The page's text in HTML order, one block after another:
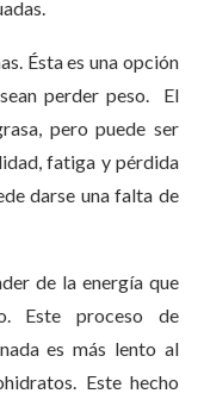
Ésta es una opción
perder peso. El
pero puede ser
fatiga y pérdida
darse una falta de
de la energía que
Este proceso de
es más lento al
Este hecho